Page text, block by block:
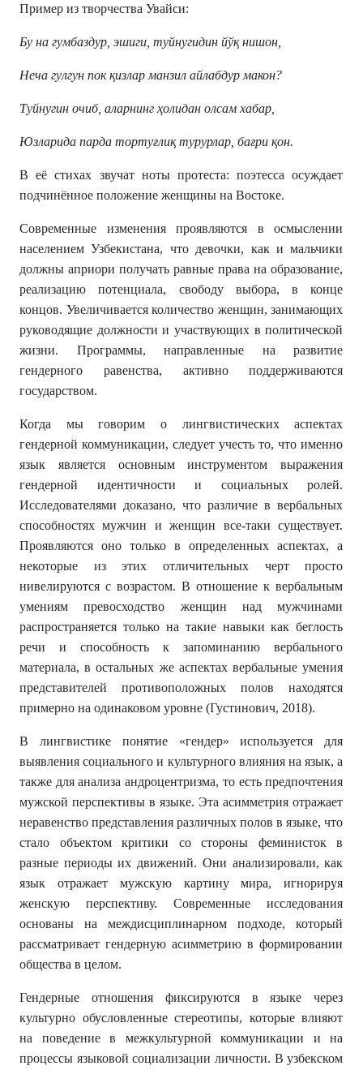
Пример из творчества Увайси:
Бу на гумбаздур, эшиги, туйнугидин йўқ нишон,
Неча гулгун пок қизлар манзил айлабдур макон?
Туйнугин очиб, аларнинг ҳолидан олсам хабар,
Юзларида парда тортуғлиқ турурлар, бағри қон.
В её стихах звучат ноты протеста: поэтесса осуждает
подчинённое положение женщины на Востоке.
Современные изменения проявляются в осмыслении
населением Узбекистана, что девочки, как и мальчики
должны априори получать равные права на образование,
реализацию потенциала, свободу выбора, в конце
концов. Увеличивается количество женщин, занимающих
руководящие должности и участвующих в политической
жизни. Программы, направленные на развитие
гендерного равенства, активно поддерживаются
государством.
Когда мы говорим о лингвистических аспектах
гендерной коммуникации, следует учесть то, что именно
язык является основным инструментом выражения
гендерной идентичности и социальных ролей.
Исследователями доказано, что различие в вербальных
способностях мужчин и женщин все-таки существует.
Проявляются оно только в определенных аспектах, а
некоторые из этих отличительных черт просто
нивелируются с возрастом. В отношение к вербальным
умениям превосходство женщин над мужчинами
распространяется только на такие навыки как беглость
речи и способность к запоминанию вербального
материала, в остальных же аспектах вербальные умения
представителей противоположных полов находятся
примерно на одинаковом уровне (Густинович, 2018).
В лингвистике понятие «гендер» используется для
выявления социального и культурного влияния на язык, а
также для анализа андроцентризма, то есть предпочтения
мужской перспективы в языке. Эта асимметрия отражает
неравенство представления различных полов в языке, что
стало объектом критики со стороны феминисток в
разные периоды их движений. Они анализировали, как
язык отражает мужскую картину мира, игнорируя
женскую перспективу. Современные исследования
основаны на междисциплинарном подходе, который
рассматривает гендерную асимметрию в формировании
общества в целом.
Гендерные отношения фиксируются в языке через
культурно обусловленные стереотипы, которые влияют
на поведение в межкультурной коммуникации и на
процессы языковой социализации личности. В узбекском